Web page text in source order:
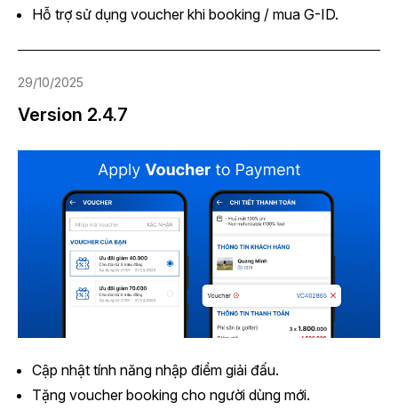
Hỗ trợ sử dụng voucher khi booking / mua G-ID.
29/10/2025
Version 2.4.7
Cập nhật tính năng nhập điểm giải đấu.
Tặng voucher booking cho người dùng mới.